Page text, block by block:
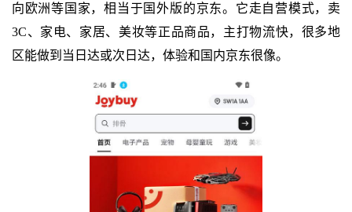
向欧洲等国家，相当于国外版的京东。它走自营模式，卖
3C、家电、家居、美妆等正品商品，主打物流快，很多地
区能做到当日达或次日达，体验和国内京东很像。